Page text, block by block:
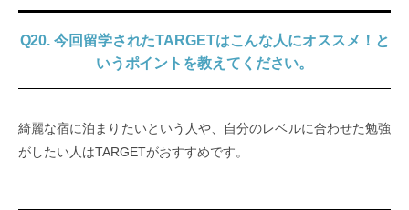
Q20. 今回留学されたTARGETはこんな人にオススメ！と
いうポイントを教えてください。
綺麗な宿に泊まりたいという人や、自分のレベルに合わせた勉強
がしたい人はTARGETがおすすめです。